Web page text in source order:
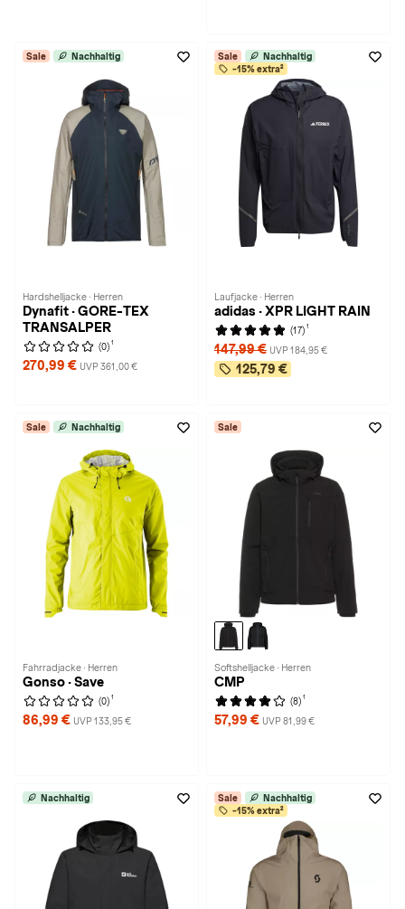
Sale Nachhaltig
Hardshelljacke · Herren
Dynafit · GORE-TEX
TRANSALPER
(0) 1
270,99 € UVP 361,00 €
Sale
Nachhaltig
-15% extra²
Laufjacke · Herren
adidas · XPR LIGHT RAIN
(17) 1
147,99 € UVP 184,95 €
125,79 €
Sale Nachhaltig
Fahrradjacke · Herren
Gonso · Save
(0) 1
86,99 € UVP 133,95 €
Sale
Softshelljacke · Herren
CMP
(8) 1
57,99 € UVP 81,99 €
Nachhaltig Sale
Nachhaltig
-15% extra²